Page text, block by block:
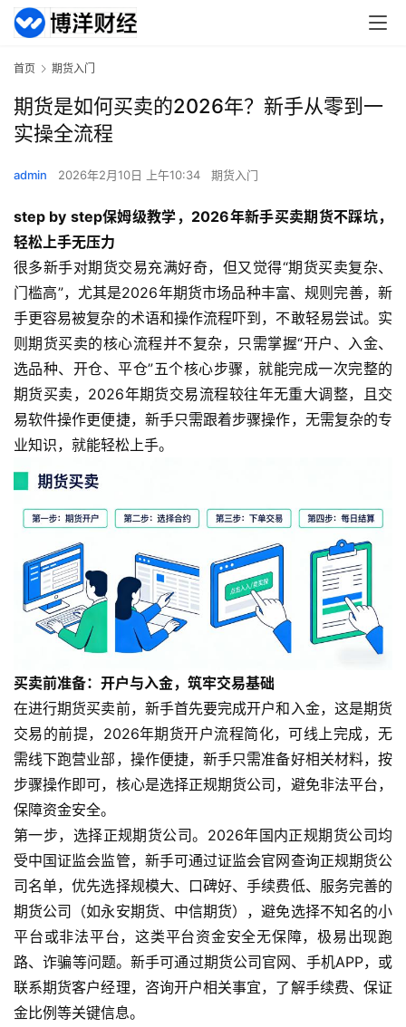
首页 期货入门
期货是如何买卖的2026年？新手从零到一
实操全流程
admin 2026年2月10日 上午10:34 期货入门
step by step保姆级教学，2026年新手买卖期货不踩坑，
轻松上手无压力
很多新手对期货交易充满好奇，但又觉得“期货买卖复杂、
门槛高”，尤其是2026年期货市场品种丰富、规则完善，新
手更容易被复杂的术语和操作流程吓到，不敢轻易尝试。实
则期货买卖的核心流程并不复杂，只需掌握“开户、入金、
选品种、开仓、平仓”五个核心步骤，就能完成一次完整的
期货买卖，2026年期货交易流程较往年无重大调整，且交
易软件操作更便捷，新手只需跟着步骤操作，无需复杂的专
业知识，就能轻松上手。
买卖前准备：开户与入金，筑牢交易基础
在进行期货买卖前，新手首先要完成开户和入金，这是期货
交易的前提，2026年期货开户流程简化，可线上完成，无
需线下跑营业部，操作便捷，新手只需准备好相关材料，按
步骤操作即可，核心是选择正规期货公司，避免非法平台，
保障资金安全。
第一步，选择正规期货公司。2026年国内正规期货公司均
受中国证监会监管，新手可通过证监会官网查询正规期货公
司名单，优先选择规模大、口碑好、手续费低、服务完善的
期货公司（如永安期货、中信期货），避免选择不知名的小
平台或非法平台，这类平台资金安全无保障，极易出现跑
路、诈骗等问题。新手可通过期货公司官网、手机APP，或
联系期货客户经理，咨询开户相关事宜，了解手续费、保证
金比例等关键信息。